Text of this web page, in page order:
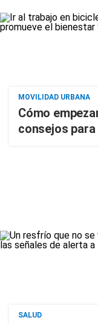
MOVILIDAD URBANA
Cómo
consejos
SALUD